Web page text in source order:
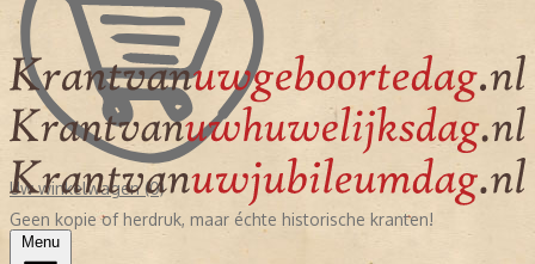
Uw winkelwagen (0)
Geen kopie of herdruk, maar échte historische kranten!
Menu